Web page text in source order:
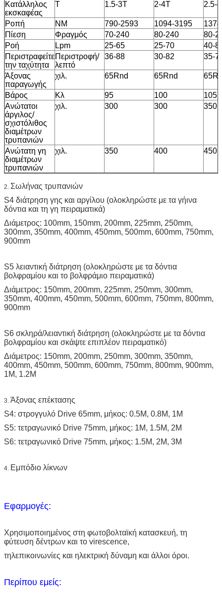
Κατάλληλος
εκσκαφέας
Τ 1.5-3T 2-4T 2.5-
Ροπή NM 790-2593 1094-3195
Πίεση
Φραγμός 70-240 80-240
80-
Ροή
Lpm 25-65 25-70
40-
Περιστραφείτε
την ταχύτητα
Περιστροφή/
λεπτό
36-88 30-82 35-
Άξονας
παραγωγής
χιλ. 65Rnd 65Rnd
Βάρος Κλ 95 100
105
Ανώτατοι
άργιλος/
σχιστόλιθος
διαμέτρων
τρυπανιών
χιλ. 300 300 350
Ανώτατη γη
διαμέτρων
τρυπανιών
χιλ. 350 400 450
2. Σωλήνας τρυπανιών
S4 διάτρηση γης και αργίλου (ολοκληρώστε με τα γήινα
δόντια και τη γη πειραματικά)
Διάμετρος: 100mm, 150mm, 200mm, 225mm, 250mm,
300mm, 350mm, 400mm, 450mm, 500mm, 600mm, 750mm,
900mm
S5 λειαντική διάτρηση (ολοκληρώστε με τα δόντια
βολφραμίου και το βολφράμιο πειραματικά)
Διάμετρος: 150mm, 200mm, 225mm, 250mm, 300mm,
350mm, 400mm, 450mm, 500mm, 600mm, 750mm, 800mm,
900mm
S6 σκληρά/λειαντική διάτρηση (ολοκληρώστε με τα δόντια
βολφραμίου και σκάψτε επιπλέον πειραματικό)
Διάμετρος: 150mm, 200mm, 250mm, 300mm, 350mm,
400mm, 450mm, 500mm, 600mm, 750mm, 800mm, 900mm,
1M, 1.2M
3. Άξονας επέκτασης
S4: στρογγυλό Drive 65mm, μήκος: 0.5M, 0.8M, 1M
S5: τετραγωνικό Drive 75mm, μήκος: 1M, 1.5M, 2M
S6: τετραγωνικό Drive 75mm, μήκος: 1.5M, 2M, 3M
4. Εμπόδιο λίκνων
Εφαρμογές:
Χρησιμοποιημένος στη φωτοβολταϊκή κατασκευή, τη
φύτευση δέντρων και το virescence,
τηλεπικοινωνίες και ηλεκτρική δύναμη και άλλοι όροι.
Περίπου εμείς: